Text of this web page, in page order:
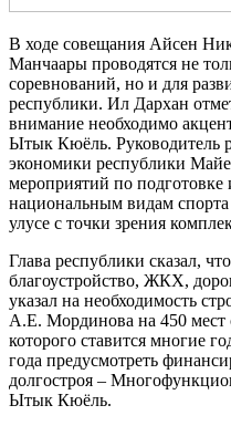
В ходе совещания Айсен
Манчаары проводятся не
соревнований, но и для
республики. Ил Дархан
внимание необходимо
Ытык Кюёль. Руководитель
экономики республики
мероприятий по
национальным видам
улусе с точки зрения
Глава республики сказал,
благоустройство, ЖКХ,
указал на необходимость
А.Е. Мординова на 450 мест
которого ставится многие
года предусмотреть
долгостроя –
Ытык Кюёль.